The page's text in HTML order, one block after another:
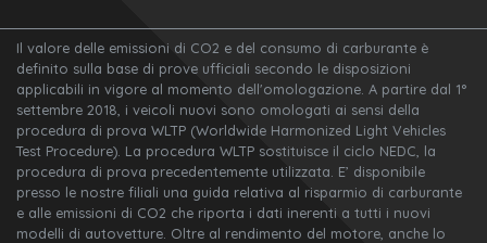
Il valore delle emissioni di CO2 e del consumo di carburante è
definito sulla base di prove ufficiali secondo le disposizioni
applicabili in vigore al momento dell'omologazione. A partire dal 1°
settembre 2018, i veicoli nuovi sono omologati ai sensi della
procedura di prova WLTP (Worldwide Harmonized Light Vehicles
Test Procedure). La procedura WLTP sostituisce il ciclo NEDC, la
procedura di prova precedentemente utilizzata. E’ disponibile
presso le nostre filiali una guida relativa al risparmio di carburante
e alle emissioni di CO2 che riporta i dati inerenti a tutti i nuovi
modelli di autovetture. Oltre al rendimento del motore, anche lo